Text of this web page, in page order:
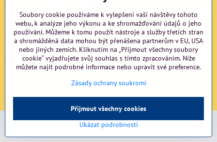
Důležité odkazy
NAVIGACE
Předvolby soukromíZásady ochrany soukromí
Vytvořeno systémem:ByznysWeb.cz
Soubory cookie používáme k vylepšení vaší návštěvy tohoto
webu, k analýze jeho výkonu a ke shromažďování údajů o jeho
používání. Můžeme k tomu použít nástroje a služby třetích stran
a shromážděná data mohou být přenášena partnerům v EU, USA
nebo jiných zemích. Kliknutím na „Přijmout všechny soubory
cookie“ vyjadřujete svůj souhlas s tímto zpracováním. Níže
můžete najít podrobné informace nebo upravit své preference.
Zásady ochrany soukromí
Ukázat podrobnosti
Přijmout všechny cookies